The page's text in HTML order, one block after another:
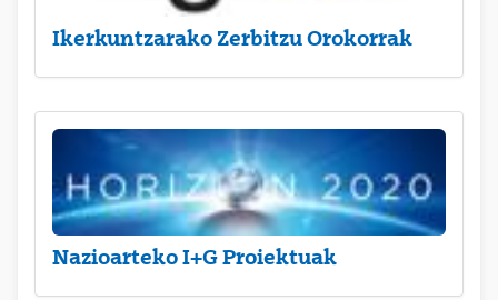
Ikerkuntzarako Zerbitzu Orokorrak
Nazioarteko I+G Proiektuak